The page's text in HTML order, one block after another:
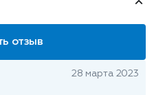
отзыв
28 марта 2023